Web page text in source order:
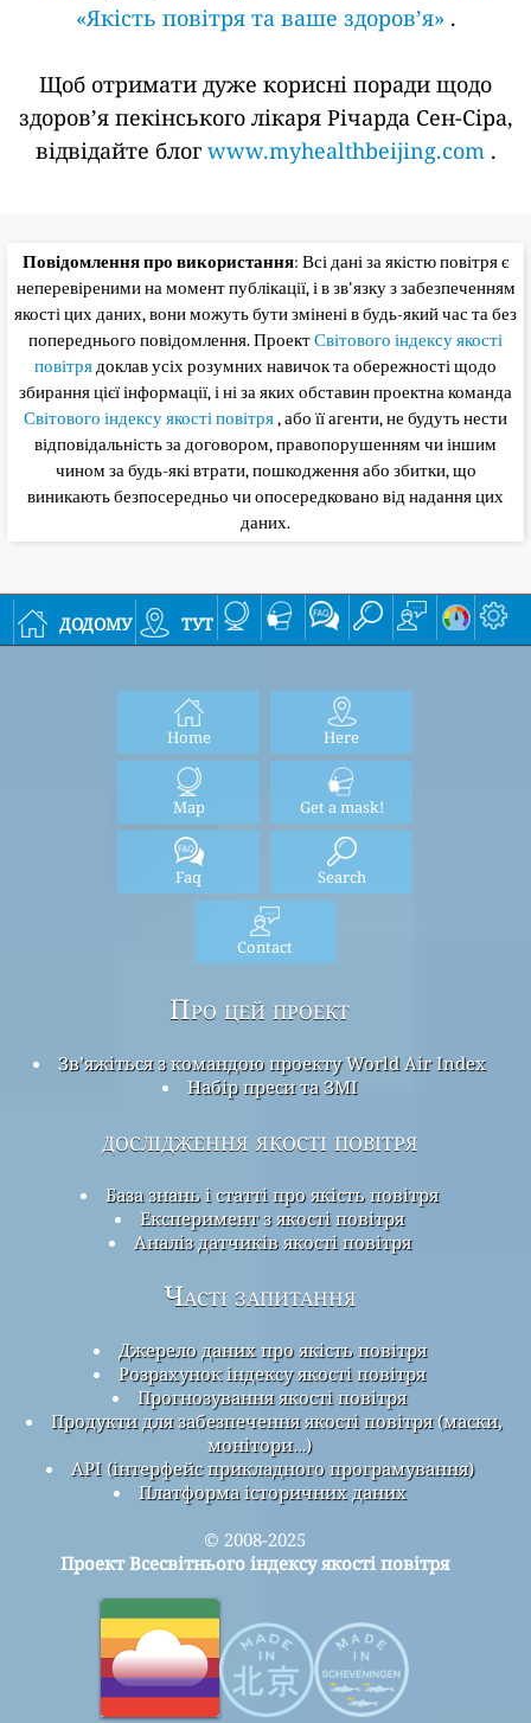
«Якість повітря та ваше здоров’я» .
Щоб отримати дуже корисні поради щодо
здоров’я пекінського лікаря Річарда Сен-Сіра,
відвідайте блог www.myhealthbeijing.com.
Повідомлення про використання: Всі дані за якістю повітря є
неперевіреними на момент публікації, і в зв'язку з забезпеченням
якості цих даних, вони можуть бути змінені в будь-який час та без
попереднього повідомлення. ПроектСвітового індексу якості
повітрядоклав усіх розумних навичок та обережності щодо
збирання цієї інформації, і ні за яких обставин проектна команда
Світового індексу якості повітря, або її агенти, не будуть нести
відповідальність за договором, правопорушенням чи іншим
чином за будь-які втрати, пошкодження або збитки, що
виникають безпосередньо чи опосередковано від надання цих
даних.
додому тут
Home Here
Map Get a mask!
Faq Search
Contact
Про цей проект
Зв’яжіться з командою проекту World Air Index
Набір преси та ЗМІ
дослідження якості повітря
База знань і статті про якість повітря
Експеримент з якості повітря
Аналіз датчиків якості повітря
Часті запитання
Джерело даних про якість повітря
Розрахунок індексу якості повітря
Прогнозування якості повітря
Продукти для забезпечення якості повітря (маски,
монітори…)
API (інтерфейс прикладного програмування)
Платформа історичних даних
© 2008-2025
Проект Всесвітнього індексу якості повітря